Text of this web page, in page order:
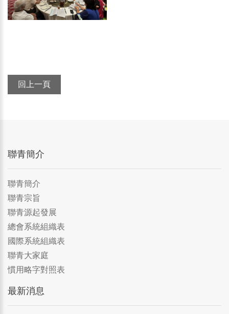
回上一頁
聯青簡介
聯青簡介
聯青宗旨
聯青源起發展
總會系統組織表
國際系統組織表
聯青大家庭
慣用略字對照表
最新消息